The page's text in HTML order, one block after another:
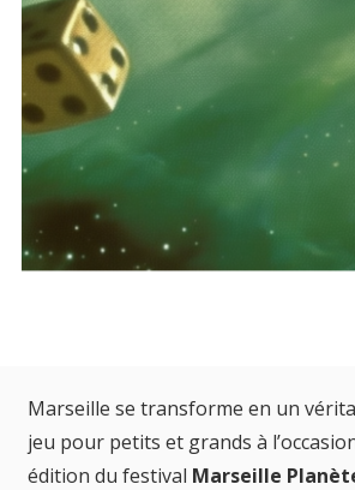
Marseille se transforme en un
jeu pour petits et grands à
édition du festival Marseille